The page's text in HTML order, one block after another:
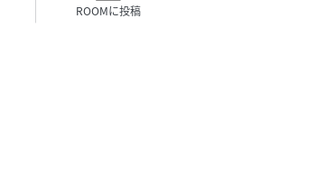
ROOMに投稿